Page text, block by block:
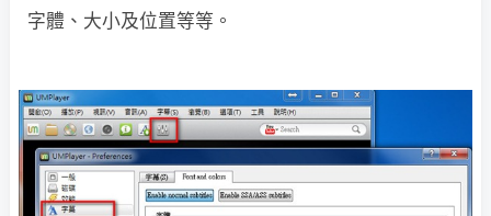
字體、大小及位置等等。